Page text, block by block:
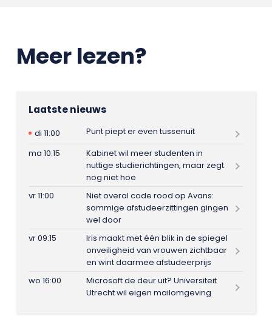
Meer lezen?
Laatste nieuws
di 11:00
Punt piept er even tussenuit
ma 10:15
Kabinet wil meer studenten in
nuttige studierichtingen, maar zegt
nog niet hoe
vr 11:00
Niet overal code rood op Avans:
sommige afstudeerzittingen gingen
wel door
vr 09:15
Iris maakt met één blik in de spiegel
onveiligheid van vrouwen zichtbaar
en wint daarmee afstudeerprijs
wo 16:00
Microsoft de deur uit? Universiteit
Utrecht wil eigen mailomgeving